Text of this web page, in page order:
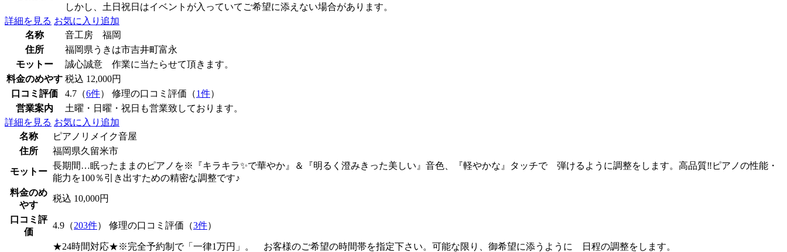
しかし、土日祝日はイベントが入っていてご希望に添えない場合があります。
詳細を見る お気に入り追加
名称
音工房 福岡
住所
福岡県うきは市吉井町富永
モットー
誠心誠意 作業に当たらせて頂きます。
料金のめやす 税込 12,000円
口コミ評価
4.7（6件） 修理の口コミ評価（1件）
営業案内
土曜・日曜・祝日も営業致しております。
詳細を見る お気に入り追加
名称
ピアノリメイク音屋
住所
福岡県久留米市
モットー
長期間…眠ったままのピアノを※『キラキラ✨で華やか』＆『明るく澄みきった美しい』音色、『軽やかな』タッチで 弾けるように調整をします。高品質‼ピアノの性能・
能力を100％引き出すための精密な調整です♪
料金のめ
やす
税込 10,000円
口コミ評
価
4.9（203件） 修理の口コミ評価（3件）
★24時間対応★※完全予約制で「一律1万円」。 お客様のご希望の時間帯を指定下さい。可能な限り、御希望に添うように 日程の調整をします。